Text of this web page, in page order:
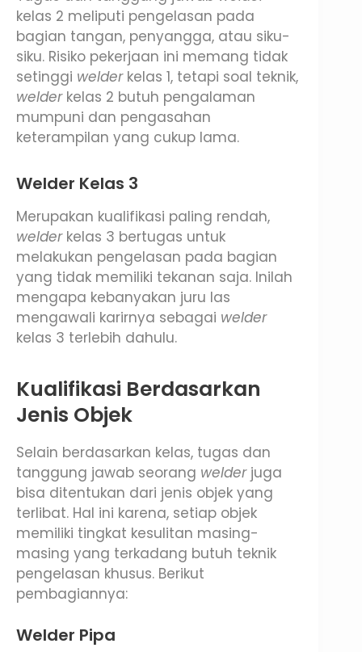
kelas 2 meliputi pengelasan pada
bagian tangan, penyangga, atau siku-
siku. Risiko pekerjaan ini memang tidak
setinggi welderkelas 1, tetapi soal teknik,
welderkelas 2 butuh pengalaman
mumpuni dan pengasahan
keterampilan yang cukup lama.
Welder Kelas 3
Merupakan kualifikasi paling rendah,
welderkelas 3 bertugas untuk
melakukan pengelasan pada bagian
yang tidak memiliki tekanan saja. Inilah
mengapa kebanyakan juru las
mengawali karirnya sebagai welder
kelas 3 terlebih dahulu.
Kualifikasi Berdasarkan
Jenis Objek
Selain berdasarkan kelas, tugas dan
tanggung jawab seorang welderjuga
bisa ditentukan dari jenis objek yang
terlibat. Hal ini karena, setiap objek
memiliki tingkat kesulitan masing-
masing yang terkadang butuh teknik
pengelasan khusus. Berikut
pembagiannya:
Welder Pipa